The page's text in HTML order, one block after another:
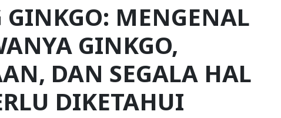
GINKGO: MENGENAL
GINKGO,
DAN SEGALA HAL
DIKETAHUI